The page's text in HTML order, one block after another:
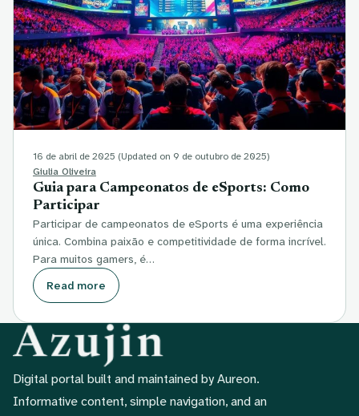
16 de abril de 2025 (Updated on 9 de outubro de 2025)
Giulia Oliveira
Guia para Campeonatos de eSports: Como
Participar
Participar de campeonatos de eSports é uma experiência
única. Combina paixão e competitividade de forma incrível.
Para muitos gamers, é…
Read more
Digital portal built and maintained by Aureon.
Informative content, simple navigation, and an